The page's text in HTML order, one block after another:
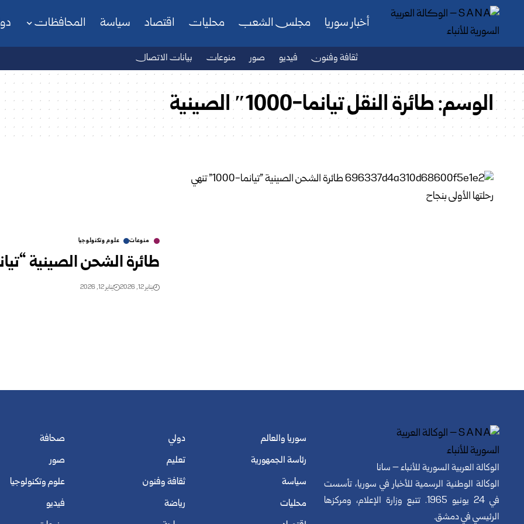
أخبار سوريا مجلس الشعب محليات اقتصاد سياسة المحافظات
ثقافة وفنون فيديو صور منوعات بيانات الاتصال
الوسم:طائرة النقل تيانما-1000″ الصينية
منوعات علوم وتكنولوجيا
طائرة الشحن الصينية “تيانما-1000” تنهي رحلتها
يناير 12, 2026 يناير 12, 2026
الوكالة العربية السورية للأنباء – سانا
الوكالة الوطنية الرسمية للأخبار في سوريا، تأسست
في 24 يونيو 1965. تتبع وزارة الإعلام، ومركزها
الرئيسي في دمشق.
سوريا والعالم
رئاسة الجمهورية
سياسة
محليات
دولي
تعليم
ثقافة وفنون
رياضة
صحافة
صور
علوم وتكنولوجيا
فيديو